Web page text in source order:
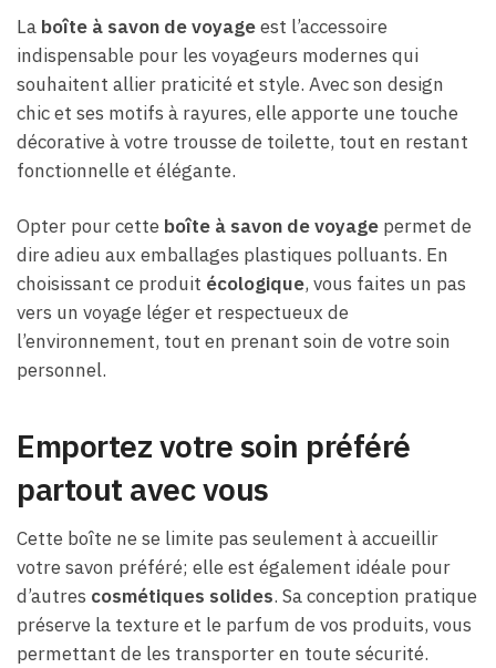
La boîte à savon de voyageest l’accessoire
indispensable pour les voyageurs modernes qui
souhaitent allier praticité et style. Avec son design
chic et ses motifs à rayures, elle apporte une touche
décorative à votre trousse de toilette, tout en restant
fonctionnelle et élégante.
Opter pour cette boîte à savon de voyage permet de
dire adieu aux emballages plastiques polluants. En
choisissant ce produit écologique, vous faites un pas
vers un voyage léger et respectueux de
l’environnement, tout en prenant soin de votre soin
personnel.
Emportez votre soin préféré
partout avec vous
Cette boîte ne se limite pas seulement à accueillir
votre savon préféré; elle est également idéale pour
d’autres cosmétiques solides. Sa conception pratique
préserve la texture et le parfum de vos produits, vous
permettant de les transporter en toute sécurité.